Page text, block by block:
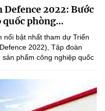
phát hành lại thông tin từ
2022: Bước
phòng...
nổi bật nhất tham dự Triển
2022), Tập đoàn
phẩm công nghiệp quốc